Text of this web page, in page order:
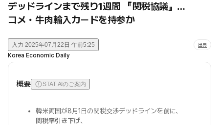
デッドラインまで残り1週間 『関税協議』…
コメ・牛肉輸入カードを持参か
入力 2025年07月22日 午前5:25 出典
Korea Economic Daily
概要 STAT AIのご案内
韓米両国が8月1日の関税交渉デッドラインを前に、
関税率引き下げ、